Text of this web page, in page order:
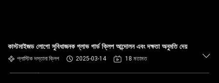
কাস্টমাইজড লোগো সুবিধাজনক গ্লাভ গার্ড ক্লিপ আন্দোলন এবং দক্ষতা অনুমতি দেয়
প্লাস্টিক দস্তানা ক্লিপ 2025-03-14 18 মতামত